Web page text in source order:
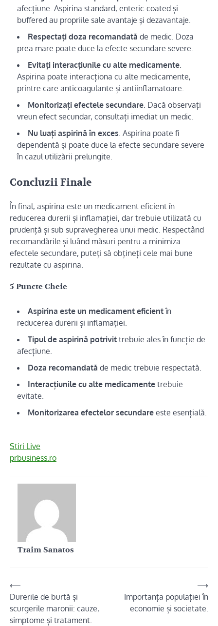
afecțiune. Aspirina standard, enteric-coated și
buffered au propriile sale avantaje și dezavantaje.
Respectați doza recomandată de medic. Doza
prea mare poate duce la efecte secundare severe.
Evitați interacțiunile cu alte medicamente.
Aspirina poate interacționa cu alte medicamente,
printre care anticoagulante și antiinflamatoare.
Monitorizați efectele secundare. Dacă observați
vreun efect secundar, consultați imediat un medic.
Nu luați aspirină în exces. Aspirina poate fi
dependentă și poate duce la efecte secundare severe
în cazul utilizării prelungite.
Concluzii Finale
În final, aspirina este un medicament eficient în
reducerea durerii și inflamației, dar trebuie utilizată cu
prudență și sub supravegherea unui medic. Respectând
recomandările și luând măsuri pentru a minimiza
efectele secundare, puteți să obțineți cele mai bune
rezultate cu aspirina.
5 Puncte Cheie
Aspirina este un medicament eficientîn
reducerea durerii și inflamației.
Tipul de aspirină potrivit trebuie ales în funcție de
afecțiune.
Doza recomandată de medic trebuie respectată.
Interacțiunile cu alte medicamente trebuie
evitate.
Monitorizarea efectelor secundare este esențială.
Stiri Live
prbusiness.ro
Traim Sanatos
Navigare
în
articole
⟵
Durerile de burtă și
scurgerile maronii: cauze,
simptome și tratament.
Importanța populației în
economie și societate.
⟶